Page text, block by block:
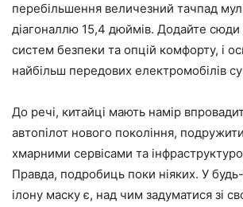
перебільшення величезний тачпад
діагоналлю 15,4 дюймів. Додайте
систем безпеки та опцій комфорту, і
найбільш передових електромобілів
До речі, китайці мають намір
автопілот нового покоління,
хмарними сервісами та
Правда, подробиць поки ніяких. У
ілону маску є, над чим задуматися зі